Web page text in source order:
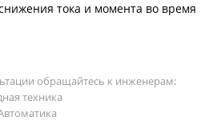
тока и момента во время
обращайтесь к инженерам:
техника